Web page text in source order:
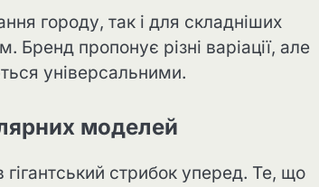
городу, так і для складніших
пропонує різні варіації, але
універсальними.
моделей
гігантський стрибок уперед. Те, що